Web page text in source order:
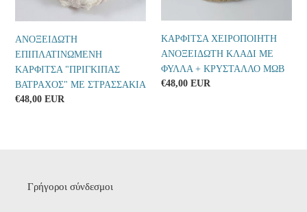
ΑΝΟΞΕΙΔΩΤΗ
ΕΠΙΠΛΑΤΙΝΩΜΕΝΗ
ΚΑΡΦΙΤΣΑ "ΠΡΙΓΚΙΠΑΣ
ΒΑΤΡΑΧΟΣ" ΜΕ ΣΤΡΑΣΣΑΚΙΑ
Κανονική
€48,00 EUR
ΚΡΥΣΤΑΛΛΟ
ΜΩΒ
ΚΑΡΦΙΤΣΑ ΧΕΙΡΟΠΟΙΗΤΗ
ΑΝΟΞΕΙΔΩΤΗ ΚΛΑΔΙ ΜΕ
ΦΥΛΛΑ + ΚΡΥΣΤΑΛΛΟ ΜΩΒ
Κανονική
€48,00 EUR
Γρήγοροι σύνδεσμοι